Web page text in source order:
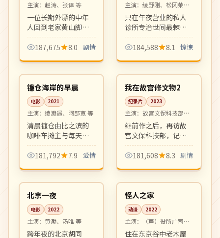
主演： 赵涛、张译 等
一位长期外漂的中年
人回到老家黄山脚下
小镇照顾生病母亲。
乡愁、家庭、和解，
平静叙事。
187,675 8.0 剧情
主演： 绫野刚、松冈茉优
等
只在午夜营业的私人
诊所专治世间最棘手
的怪病，医师身份成
谜。氛围阴翳、节奏
理惊悚的延续之作。
184,588 8.1 惊悚
日本
高分 99:51
镰仓海岸的早晨
电影 2021
主演： 绫濑遥、阿部宽 等
清晨镰仓由比之滨的
咖啡车摊主与每天前
来跑步的退役棒球少
年间日复一日的简短
白动人。
181,792 7.9 爱情
中国
4K 06:13
我在故宫修文物2
纪录片 2023
主演： 故宫文保科技部专
家
继前作之后，再访故
宫文保科技部，记录
钟表、青铜器、唐卡
修复师们的匠心日
物背后的家族故事。
181,608 8.3 剧情
中国
高分 99:14
北京一夜
电影 2022
主演： 黄渤、汤唯 等
跨年夜的北京胡同
日本
高分 99:43
怪人之家
动漫 2022
主演：
（声）役所广司、
宫崎葵 等
住在东京谷中老木屋